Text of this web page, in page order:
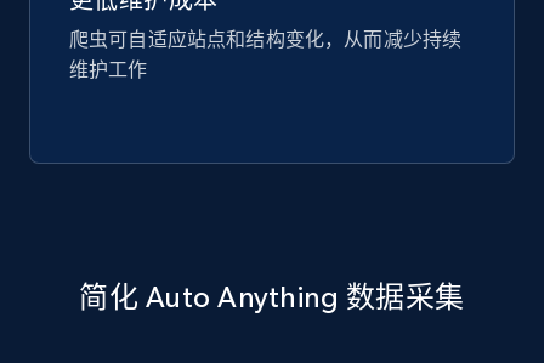
爬虫可自适应站点和结构变化，从而减少持续
维护工作
简化 Auto Anything 数据采集